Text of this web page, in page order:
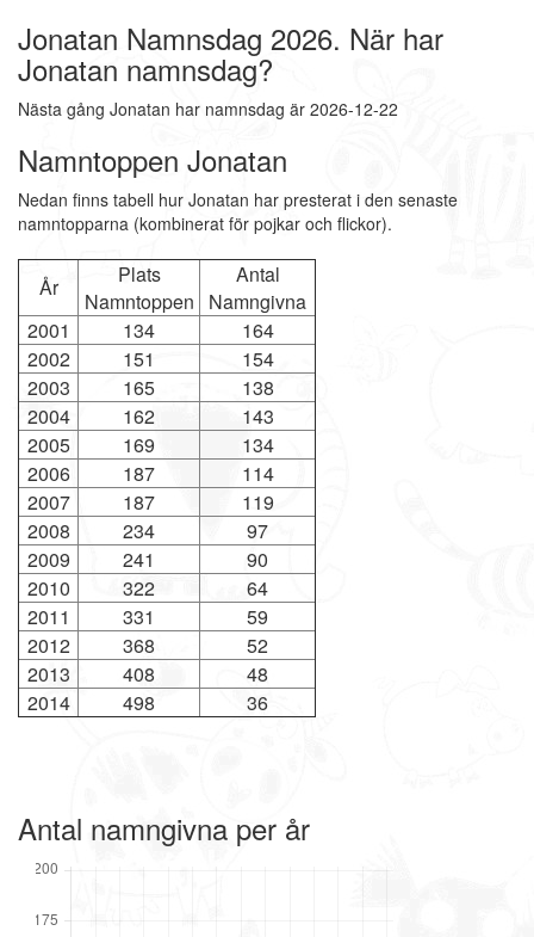
Jonatan Namnsdag 2026. När har
Jonatan namnsdag?
Nästa gång Jonatan har namnsdag är 2026-12-22
Namntoppen Jonatan
Nedan finns tabell hur Jonatan har presterat i den senaste
namntopparna (kombinerat för pojkar och flickor).
År
Plats
Namntoppen
Antal
Namngivna
2001
134
164
2002
151
154
2003
165
138
2004
162
143
2005
169
134
2006
187
114
2007
187
119
2008
234
97
2009
241
90
2010
322
64
2011
331
59
2012
368
52
2013
408
48
2014
498 36
Antal namngivna per år